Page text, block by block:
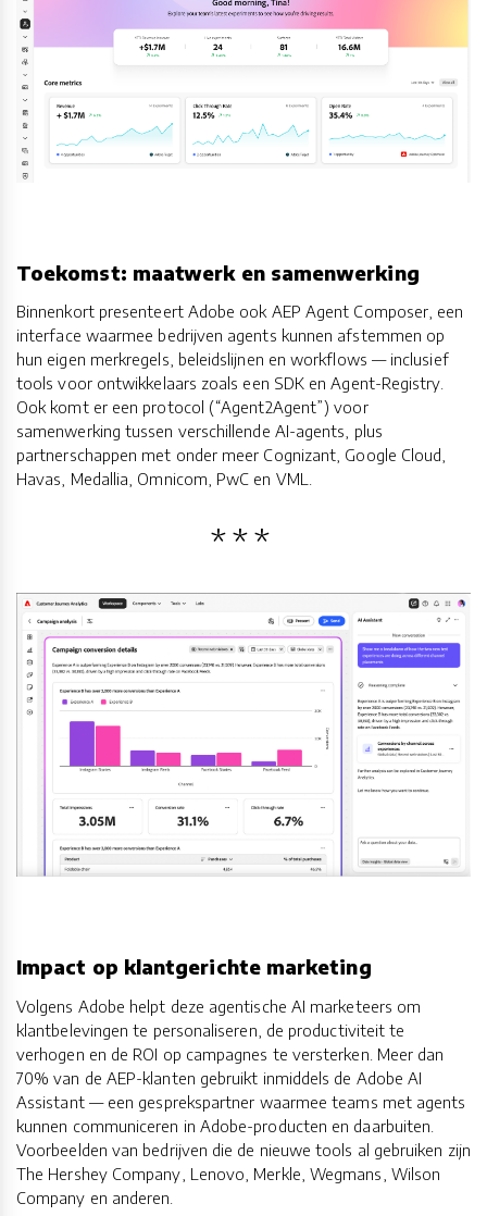
Toekomst: maatwerk en samenwerking
Binnenkort presenteert Adobe ook AEP Agent Composer, een
interface waarmee bedrijven agents kunnen afstemmen op
hun eigen merkregels, beleidslijnen en workflows — inclusief
tools voor ontwikkelaars zoals een SDK en Agent-Registry.
Ook komt er een protocol (“Agent2Agent”) voor
samenwerking tussen verschillende AI-agents, plus
partnerschappen met onder meer Cognizant, Google Cloud,
Havas, Medallia, Omnicom, PwC en VML.
Impact op klantgerichte marketing
Volgens Adobe helpt deze agentische AI marketeers om
klantbelevingen te personaliseren, de productiviteit te
verhogen en de ROI op campagnes te versterken. Meer dan
70% van de AEP-klanten gebruikt inmiddels de Adobe AI
Assistant — een gesprekspartner waarmee teams met agents
kunnen communiceren in Adobe-producten en daarbuiten.
Voorbeelden van bedrijven die de nieuwe tools al gebruiken zijn
The Hershey Company, Lenovo, Merkle, Wegmans, Wilson
Company en anderen.